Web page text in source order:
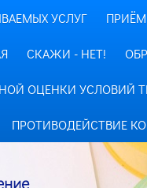
УСЛУГ
СКАЖИ - НЕТ!
ОЦЕНКИ УСЛОВИЙ
ПРОТИВОДЕЙСТВИЕ